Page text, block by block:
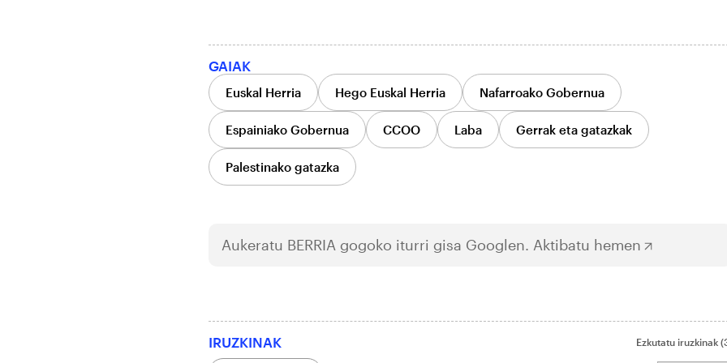
GAIAK
Euskal Herria Hego Euskal Herria Nafarroako Gobernua
Espainiako Gobernua CCOO Laba Gerrak eta gatazkak
Palestinako gatazka
Aukeratu BERRIA gogoko iturri gisa Googlen. Aktibatu hemen
IRUZKINAK Ezkutatu iruzkinak